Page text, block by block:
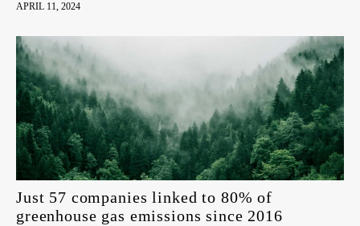
APRIL 11, 2024
Just 57 companies linked to 80% of
greenhouse gas emissions since 2016